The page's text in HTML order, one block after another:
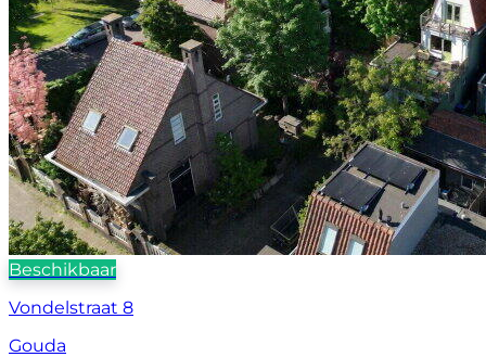
Beschikbaar
Vondelstraat 8
Gouda